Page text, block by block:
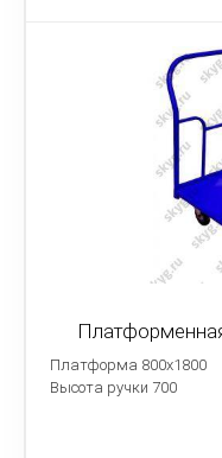
Платформа 800х1800
Высота ручки 700